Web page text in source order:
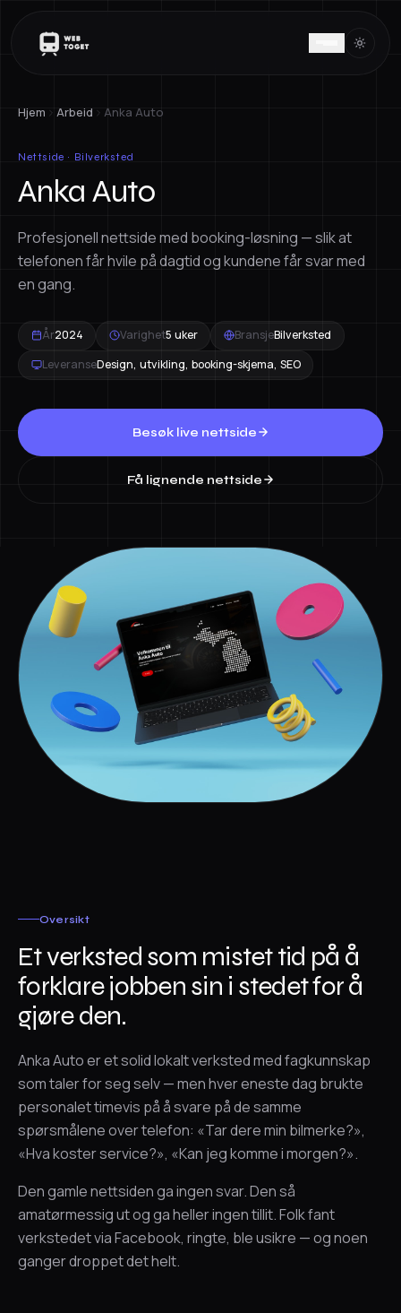
Hjem Arbeid Anka Auto
Nettside · Bilverksted
Anka Auto
Profesjonell nettside med booking-løsning — slik at
telefonen får hvile på dagtid og kundene får svar med
en gang.
År2024 Varighet5 uker BransjeBilverksted
LeveranseDesign, utvikling, booking-skjema, SEO
Besøk live nettside
Få lignende nettside
Oversikt
Et verksted som mistet tid på å
forklare jobben sin i stedet for å
gjøre den.
Anka Auto er et solid lokalt verksted med fagkunnskap
som taler for seg selv — men hver eneste dag brukte
personalet timevis på å svare på de samme
spørsmålene over telefon: «Tar dere min bilmerke?»,
«Hva koster service?», «Kan jeg komme i morgen?».
Den gamle nettsiden ga ingen svar. Den så
amatørmessig ut og ga heller ingen tillit. Folk fant
verkstedet via Facebook, ringte, ble usikre — og noen
ganger droppet det helt.